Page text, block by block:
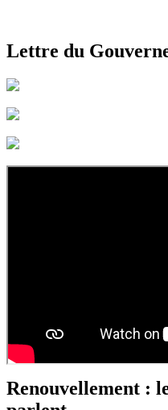
Lettre du
Renouvellement :